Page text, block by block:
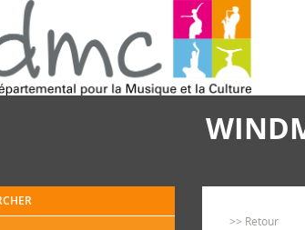
>> Retour